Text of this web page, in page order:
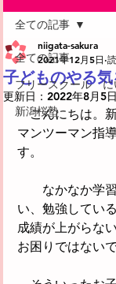
全ての記事
フリースクール に
新潟桜塾
全ての記事
子どものやる
niigata-sakura
2021年12月5日
更新日： 2022年8月5日
こんにちは。新
マンツーマン指
す。
なかなか学習
い、勉強してい
成績が上がらな
お困りではない